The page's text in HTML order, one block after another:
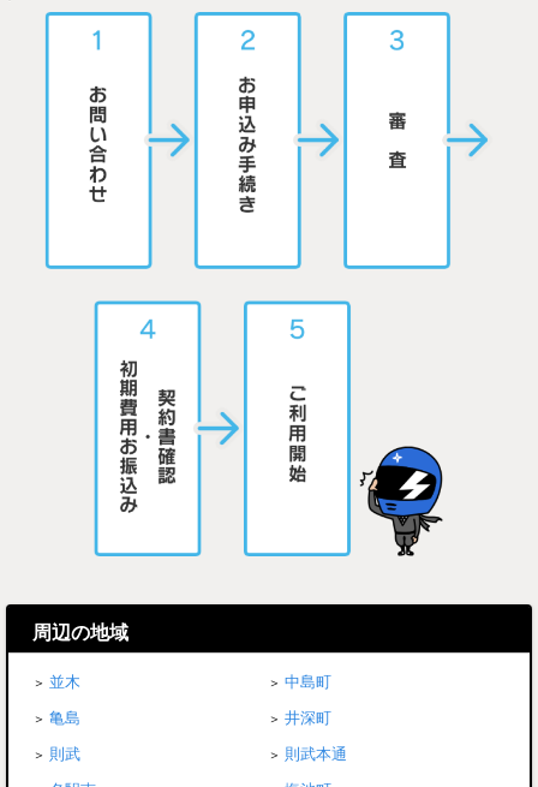
周辺の地域
並木
中島町
亀島
井深町
則武
則武本通